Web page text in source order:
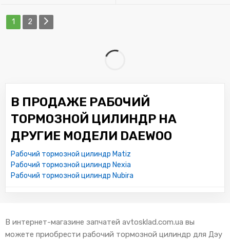
1 2
В ПРОДАЖЕ РАБОЧИЙ
ТОРМОЗНОЙ ЦИЛИНДР НА
ДРУГИЕ МОДЕЛИ DAEWOO
Рабочий тормозной цилиндр Matiz
Рабочий тормозной цилиндр Nexia
Рабочий тормозной цилиндр Nubira
В интернет-магазине запчатей avtosklad.com.ua вы
можете приобрести рабочий тормозной цилиндр для Дэу